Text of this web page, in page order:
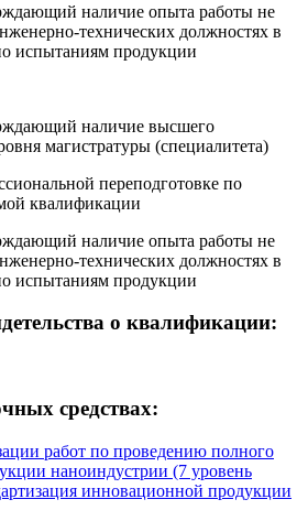
наличие опыта работы не
технических должностях в
испытаниям продукции
наличие высшего
магистратуры (специалитета)
переподготовке по
квалификации
наличие опыта работы не
технических должностях в
испытаниям продукции
о квалификации:
средствах:
работ по проведению полного
наноиндустрии (7 уровень
инновационной продукции